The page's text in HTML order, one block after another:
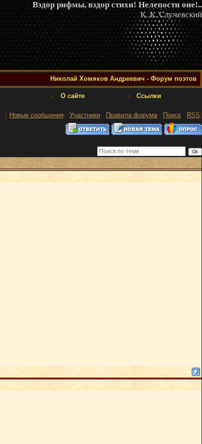
Вздор рифмы, вздор стихи! Нелепости оне!..
К. К. Случевский
Николай Хомяков Андреевич - Форум поэтов
О сайте Ссылки
[ Новые сообщения · Участники · Правила форума· Поиск · RSS]